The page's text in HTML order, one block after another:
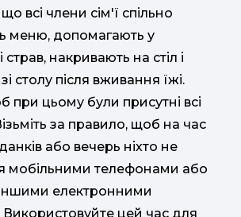
всі члени сім'ї спільно
меню, допомагають у
страв, накривають на стіл і
столу після вживання їжі.
при цьому були присутні всі
за правило, щоб на час
або вечерь ніхто не
мобільними телефонами або
електронними
цей час для